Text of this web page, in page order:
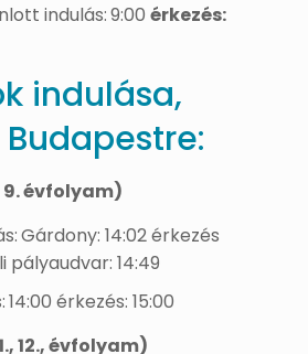
indulás:9:00 érkezés:
indulása,
9. évfolyam)
Gárdony: 14:02 érkezés
pályaudvar: 14:49
14:00 érkezés: 15:00
12., évfolyam)